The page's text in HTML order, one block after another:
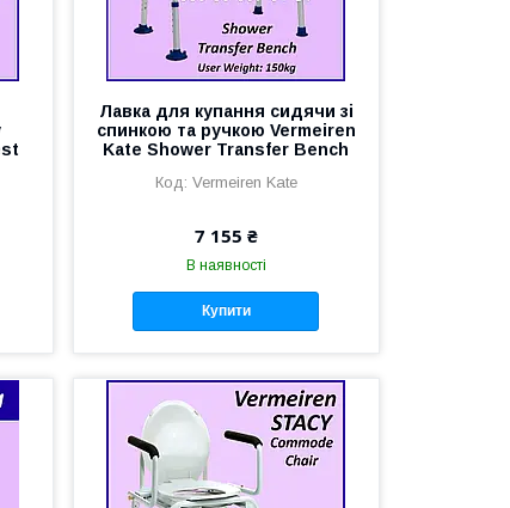
Лавка для купання сидячи зі
спинкою та ручкою Vermeiren
Kate Shower Transfer Bench
Vermeiren Kate
7 155 ₴
В наявності
Купити